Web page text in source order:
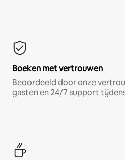
Boeken met vertrouwen
Beoordeeld door onze
gasten en 24/7 support